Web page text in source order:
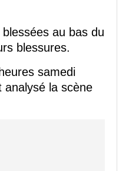
au bas du
blessures.
samedi
analysé la scène